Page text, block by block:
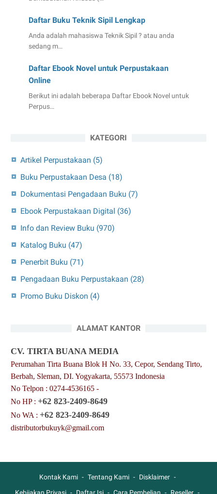
Daftar Buku Teknik Sipil Lengkap
Anda adalah mahasiswa Teknik Sipil ? atau anda
sedang m…
Daftar Ebook Novel untuk Perpustakaan
Online
Berikut ini adalah beberapa Daftar Ebook Novel untuk
Perpus…
KATEGORI
Artikel Perpustakaan (5)
Buku Perpustakaan Desa (18)
Dokumentasi Pengadaan Buku (7)
Ebook Perpustakaan Digital (36)
Info dan Review Buku (970)
Katalog Buku (47)
Penerbit Buku (71)
Pengadaan Buku Perpustakaan (28)
Promo Buku Diskon (4)
ALAMAT KANTOR
CV. TIRTA BUANA MEDIA
Perumahan Tirta Buana Blok H No. 33, Cepor, Sendang Tirto,
Berbah, Sleman, DI. Yogyakarta, 55573 Indonesia
No Telpon : 0274-4536165 -
No HP : +62 823-2409-8649
No WA : +62 823-2409-8649
distributorbukuyk@gmail.com
Kontak Kami Tentang Kami
Disklaimer